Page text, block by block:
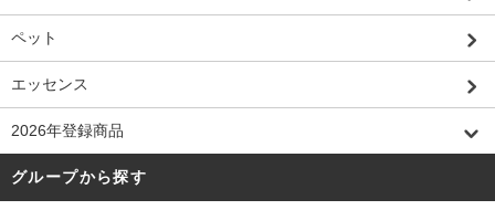
ペット
エッセンス
2026年登録商品
グループから探す